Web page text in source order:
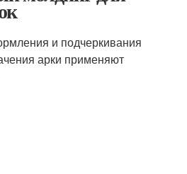
и подчеркивания
арки применяют